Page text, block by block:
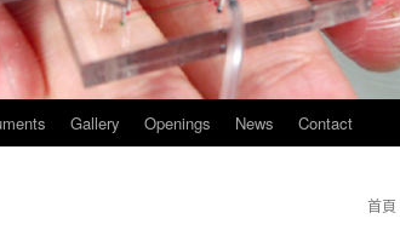
Gallery Openings News Contact
首頁